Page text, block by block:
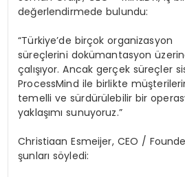
değerlendirmede bulundu:
“Türkiye’de birçok organizasyon
süreçlerini dokümantasyon
çalışıyor. Ancak gerçek süreçler
ProcessMind ile birlikte
temelli ve sürdürülebilir bir
yaklaşımı sunuyoruz.”
Christiaan Esmeijer, CEO /
şunları söyledi: